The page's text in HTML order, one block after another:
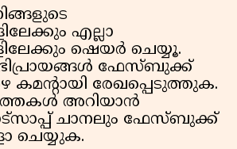
എല്ലാ
ഷെയർ ചെയ്യൂ.
ഫേസ്ബുക്ക്
കമൻ്റായി രേഖപ്പെടുത്തുക.
അറിയാൻ
ചാനലും ഫേസ്ബുക്ക്
ചെയ്യുക.